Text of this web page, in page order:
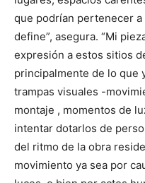
que podrían pertenecer
define”, asegura. “Mi
expresión a estos sitios
principalmente de lo que
trampas visuales -
montaje , momentos de
intentar dotarlos de
del ritmo de la obra
movimiento ya sea por